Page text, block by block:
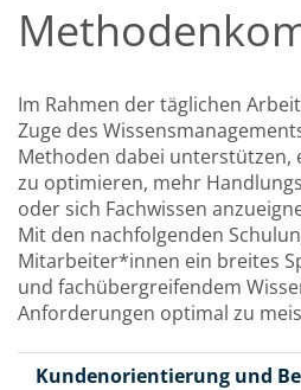
Im Rahmen der täglichen
Zuge des
Methoden dabei unterstützen,
zu optimieren, mehr
oder sich Fachwissen
Mit den nachfolgenden
Mitarbeiter*innen ein breites
und fachübergreifendem
Anforderungen optimal zu
Kundenorientierung und